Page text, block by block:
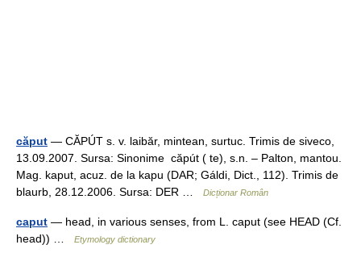
căput — CĂPÚT s. v. laibăr, mintean, surtuc. Trimis de siveco,
13.09.2007. Sursa: Sinonime căpút ( te), s.n. – Palton, mantou.
Mag. kaput, acuz. de la kapu (DAR; Gáldi, Dict., 112). Trimis de
blaurb, 28.12.2006. Sursa: DER …
Dicționar Român
caput — head, in various senses, from L. caput (see HEAD (Cf.
head)) …
Etymology dictionary